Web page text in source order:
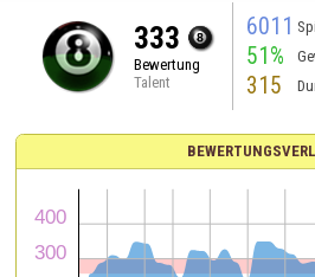
333
Bewertung
Talent
6011
51%
315